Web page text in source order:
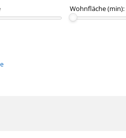
Wohnfläche (min):